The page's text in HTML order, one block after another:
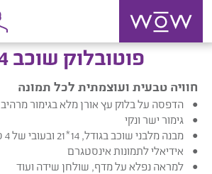
פוטובלוק שוכב 14*21
חוויה טבעית ועוצמתית לכל תמונה
הדפסה על בלוק עץ אורן מלא בגימור מרהיב
גימור ישר ונקי
מבנה מלבני שוכב בגודל, 14*21 ובעובי של 4 ס”מ
אידיאלי לתמונות אינסטגרם
למראה נפלא על מדף, שולחן שידה ועוד